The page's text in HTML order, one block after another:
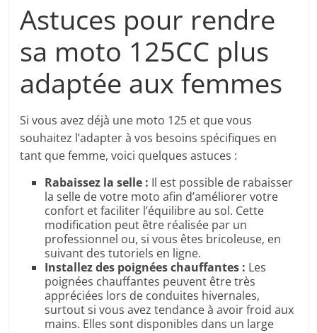
Astuces pour rendre
sa moto 125CC plus
adaptée aux femmes
Si vous avez déjà une moto 125 et que vous
souhaitez l’adapter à vos besoins spécifiques en
tant que femme, voici quelques astuces :
Rabaissez la selle : Il est possible de rabaisser
la selle de votre moto afin d’améliorer votre
confort et faciliter l’équilibre au sol. Cette
modification peut être réalisée par un
professionnel ou, si vous êtes bricoleuse, en
suivant des tutoriels en ligne.
Installez des poignées chauffantes : Les
poignées chauffantes peuvent être très
appréciées lors de conduites hivernales,
surtout si vous avez tendance à avoir froid aux
mains. Elles sont disponibles dans un large